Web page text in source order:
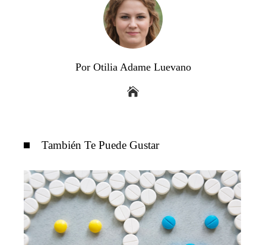
Por Otilia Adame Luevano
También Te Puede Gustar